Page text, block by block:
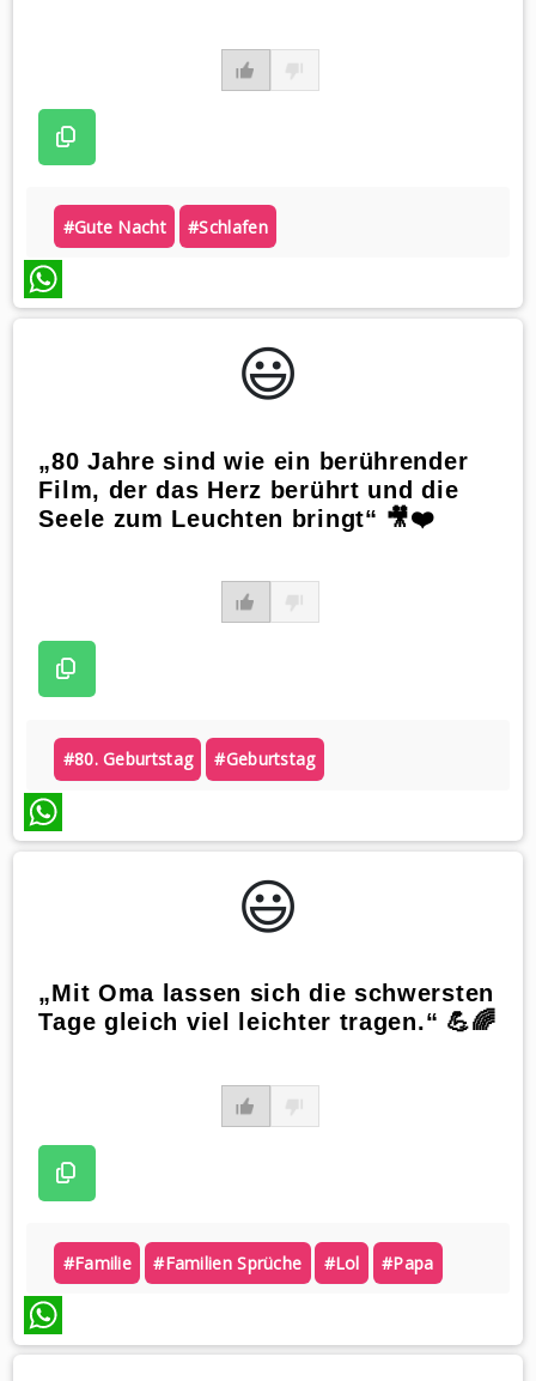
#gute Nacht #schlafen
WhatsApp
😃️
„80 Jahre sind wie ein berührender
Film, der das Herz berührt und die
Seele zum Leuchten bringt“ 🎥❤️
#80. Geburtstag #geburtstag
WhatsApp
😃️
„Mit Oma lassen sich die schwersten
Tage gleich viel leichter tragen.“ 💪🌈
#familie #familien Sprüche #lol #papa
WhatsApp